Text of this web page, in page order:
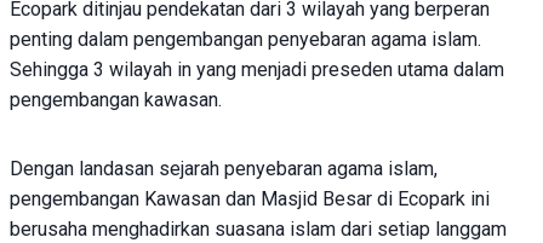
Ecopark ditinjau pendekatan dari 3 wilayah yang berperan
penting dalam pengembangan penyebaran agama islam.
Sehingga 3 wilayah in yang menjadi preseden utama dalam
pengembangan kawasan.
Dengan landasan sejarah penyebaran agama islam,
pengembangan Kawasan dan Masjid Besar di Ecopark ini
berusaha menghadirkan suasana islam dari setiap langgam